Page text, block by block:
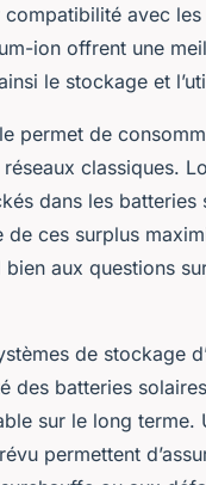
avec
ion offrent une
le stockage et
permet de
classiques.
dans les batteries
ces surplus
aux questions
de stockage
des batteries
sur le long terme.
permettent